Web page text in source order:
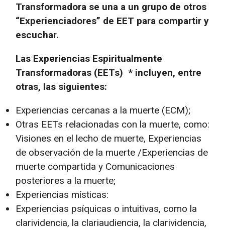
Transformadora se una a un grupo de otros
“Experienciadores” de EET para compartir y
escuchar.
Las Experiencias Espiritualmente
Transformadoras (EETs) * incluyen, entre
otras, las siguientes:
Experiencias cercanas a la muerte (ECM);
Otras EETs relacionadas con la muerte, como:
Visiones en el lecho de muerte, Experiencias
de observación de la muerte /Experiencias de
muerte compartida y Comunicaciones
posteriores a la muerte;
Experiencias místicas:
Experiencias psíquicas o intuitivas, como la
clarividencia, la clariaudiencia, la clarividencia,